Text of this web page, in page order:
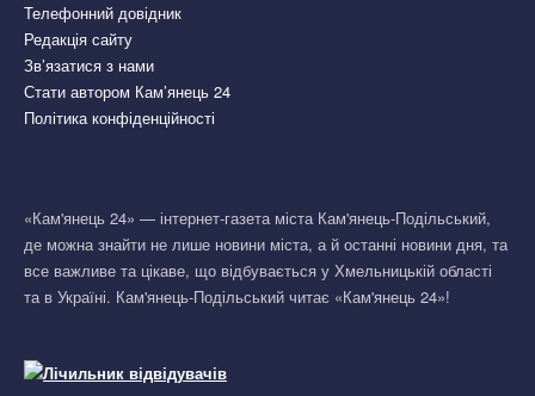
Телефонний довідник
Редакція сайту
Зв’язатися з нами
Стати автором Кам’янець 24
Політика конфіденційності
«Кам'янець 24» — інтернет-газета міста Кам'янець-Подільський,
де можна знайти не лише новини міста, а й останні новини дня, та
все важливе та цікаве, що відбувається у Хмельницькій області
та в Україні. Кам'янець-Подільський читає «Кам'янець 24»!